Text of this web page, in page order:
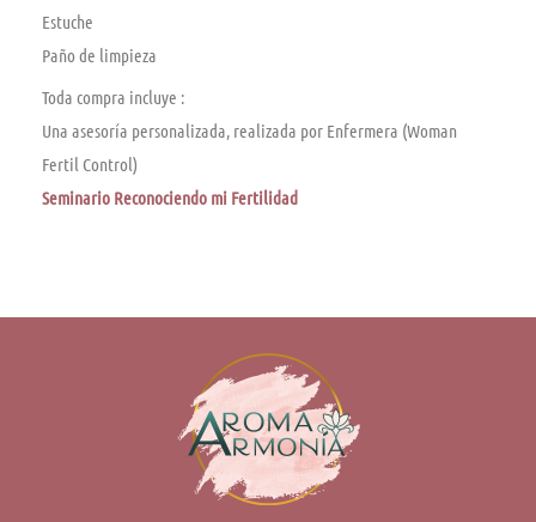
Estuche
Paño de limpieza
Toda compra incluye :
Una asesoría personalizada, realizada por Enfermera (Woman
Fertil Control)
Seminario Reconociendo mi Fertilidad